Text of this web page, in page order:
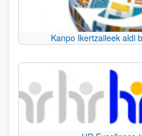
Kanpo Ikertzaileek aldi